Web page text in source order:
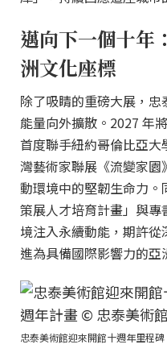
邁向下一個十年
洲文化座標
除了吸睛的重磅大展，
能量向外擴散。2027 年
首度聯手紐約哥倫比亞
灣藝術家聯展《流變家
動環境中的堅韌生命力
策展人才培育計畫」與
境注入永續動能，期許
進為具備國際影響力的亞
忠泰美術館迎來開館十週年里程